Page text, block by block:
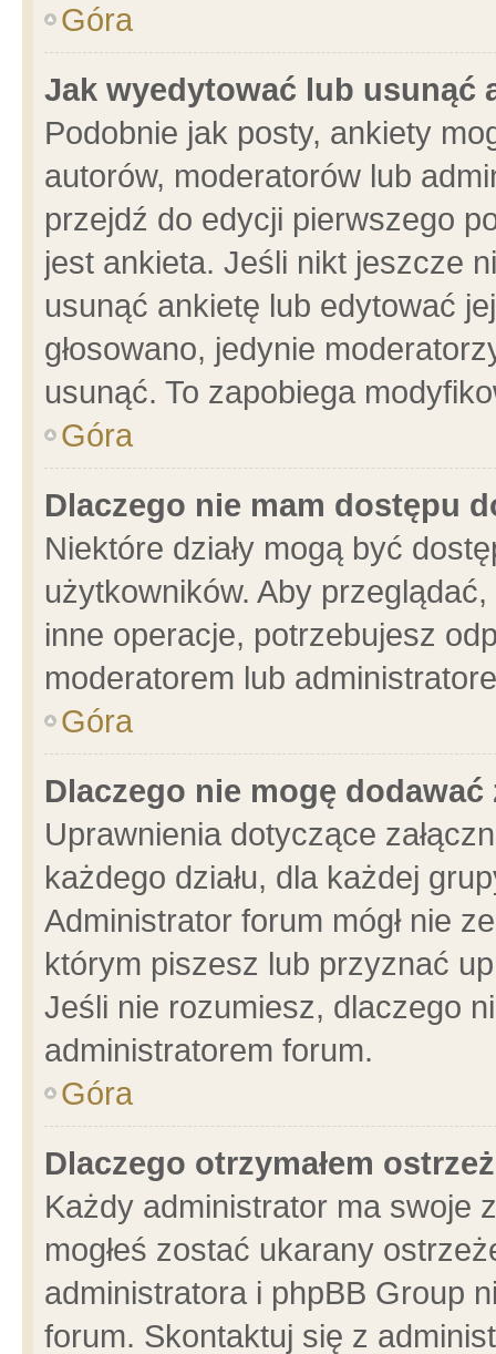
Góra
Jak wyedytować lub usunąć
Podobnie jak posty, ankiety
autorów, moderatorów lub
przejdź do edycji pierwszego
jest ankieta. Jeśli nikt jeszcze
usunąć ankietę lub edytować
głosowano, jedynie
usunąć. To zapobiega
Góra
Dlaczego nie mam dostępu
Niektóre działy mogą być
użytkowników. Aby
inne operacje, potrzebujesz
moderatorem lub
Góra
Dlaczego nie mogę dodawać
Uprawnienia dotyczące
każdego działu, dla każdej
Administrator forum mógł nie
którym piszesz lub przyznać
Jeśli nie rozumiesz, dlaczego
administratorem forum.
Góra
Dlaczego otrzymałem
Każdy administrator ma swoje
mogłeś zostać ukarany
administratora i phpBB Group
forum. Skontaktuj się z